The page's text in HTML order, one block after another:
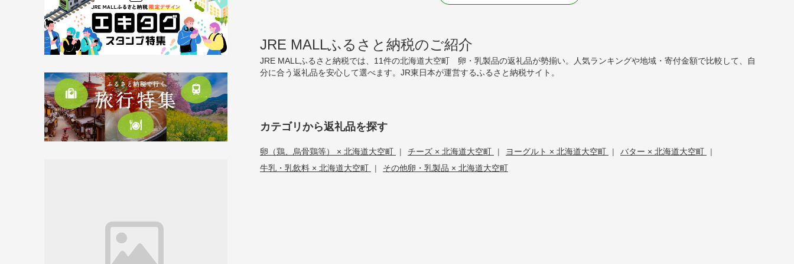
JRE MALLふるさと納税のご紹介
JRE MALLふるさと納税では、11件の北海道大空町 卵・乳製品の返礼品が勢揃い。人気ランキングや地域・寄付金額で比較して、自
分に合う返礼品を安心して選べます。JR東日本が運営するふるさと納税サイト。
カテゴリから返礼品を探す
卵（鶏、烏骨鶏等） × 北海道大空町 | チーズ × 北海道大空町 | ヨーグルト × 北海道大空町 | バター × 北海道大空町
|
牛乳・乳飲料 × 北海道大空町
| その他卵・乳製品 × 北海道大空町